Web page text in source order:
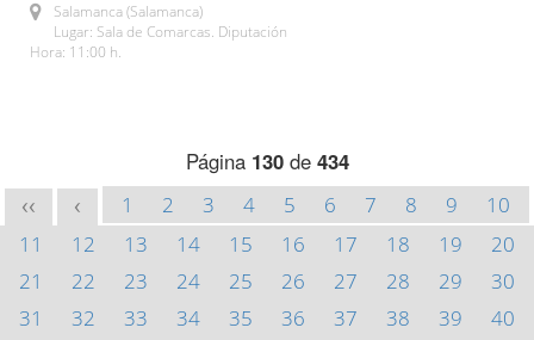
Salamanca (Salamanca)
Lugar: Sala de Comarcas. Diputación
Hora: 11:00 h.
Página 130de 434
<< < 1 2 3 4 5 6 7 8 9
10
11
12 13 14 15 16 17 18 19
20
21
22 23 24 25 26 27 28 29
30
31
32 33 34 35 36 37 38 39
40